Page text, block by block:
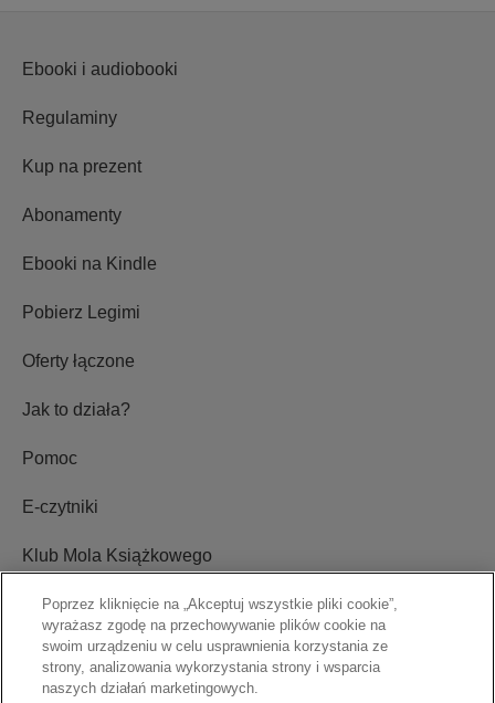
Ebooki i audiobooki
Regulaminy
Kup na prezent
Abonamenty
Ebooki na Kindle
Pobierz Legimi
Oferty łączone
Jak to działa?
Pomoc
E-czytniki
Klub Mola Książkowego
Ustawienia plików cookie
Blog
Poprzez kliknięcie na „Akceptuj wszystkie pliki cookie”,
wyrażasz zgodę na przechowywanie plików cookie na
swoim urządzeniu w celu usprawnienia korzystania ze
strony, analizowania wykorzystania strony i wsparcia
naszych działań marketingowych.